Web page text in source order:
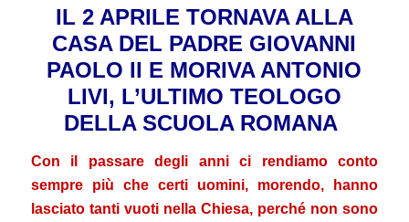
IL 2 APRILE TORNAVA ALLA
CASA DEL PADRE GIOVANNI
PAOLO II E MORIVA ANTONIO
LIVI, L’ULTIMO TEOLOGO
DELLA SCUOLA ROMANA
Con il passare degli anni ci rendiamo conto
sempre più che certi uomini, morendo, hanno
lasciato tanti vuoti nella Chiesa, perché non sono